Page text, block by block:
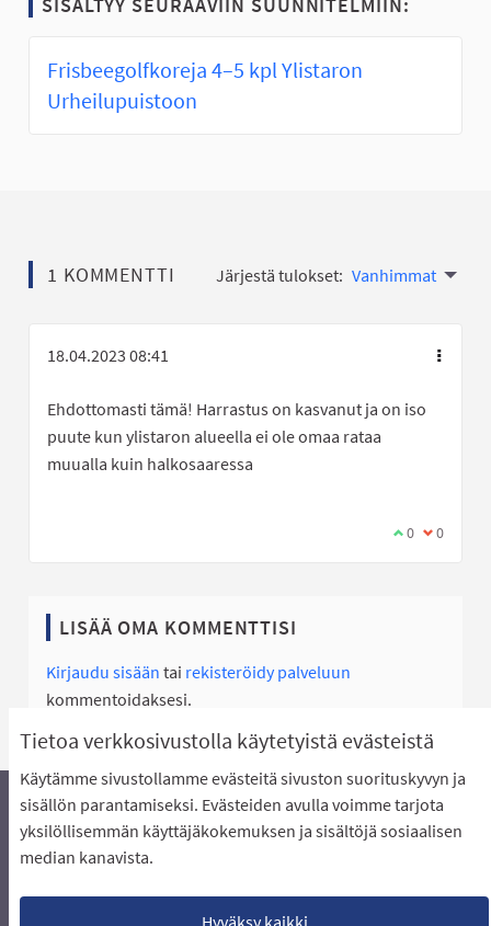
Tietoa verkkosivustolla käytetyistä evästeistä
Käytämme sivustollamme evästeitä sivuston suorituskyvyn ja
sisällön parantamiseksi. Evästeiden avulla voimme tarjota
yksilöllisemmän käyttäjäkokemuksen ja sisältöjä sosiaalisen
median kanavista.
SISÄLTYY SEURAAVIIN SUUNNITELMIIN:
Frisbeegolfkoreja 4–5 kpl Ylistaron
Urheilupuistoon
1 KOMMENTTI Järjestä tulokset: Vanhimmat
18.04.2023 08:41
Ehdottomasti tämä! Harrastus on kasvanut ja on iso
puute kun ylistaron alueella ei ole omaa rataa
muualla kuin halkosaaressa
Olen samaa
0 Olen eri
0
LISÄÄ OMA KOMMENTTISI
Kirjaudu sisään tai rekisteröidy palveluun
kommentoidaksesi.
Äänestyksen pikaohjeet
Usein kysytyt kysymykset
Näin äänestät Asukasbudjetissa
Lataa avoimet datatiedostot